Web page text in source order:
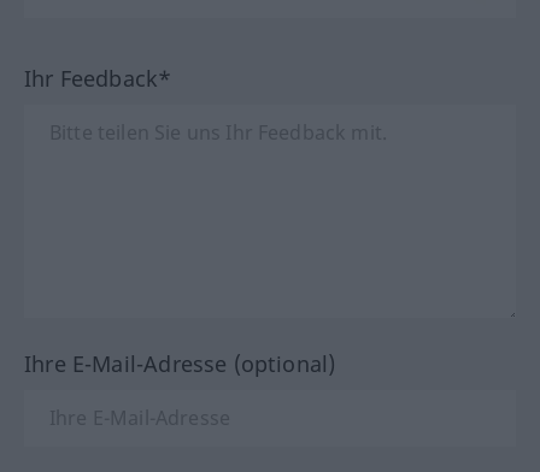
Ihr Feedback*
Ihre E-Mail-Adresse (optional)